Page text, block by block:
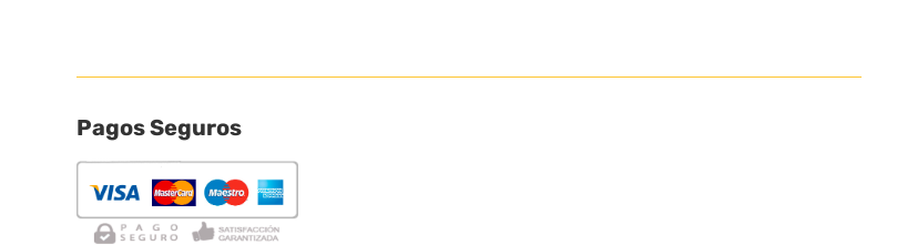
Pagos Seguros